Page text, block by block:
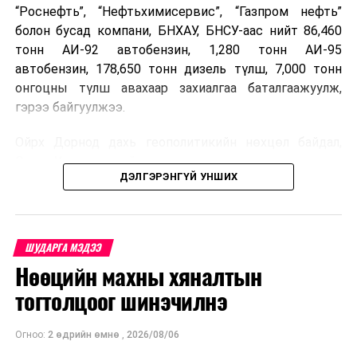
“Роснефть”, “Нефтьхимисервис”, “Газпром нефть”
болон бусад компани, БНХАУ, БНСУ-аас нийт 86,460
тонн АИ-92 автобензин, 1,280 тонн АИ-95
автобензин, 178,650 тонн дизель түлш, 7,000 тонн
онгоцны түлш авахаар захиалгаа баталгаажуулж,
гэрээ байгуулжээ.
Орос, Украины дайнаас шалтгаалсан газрын тосны
үнийн өсөлт дэлхийн зах зээлд буураагүй байна.
дахин өсөж, ОХУ болон бусад эх үүсвэрээс худалдан
авах шатахууны үнэ 1,200-2,000 ам.долларт хүрчээ.
Иймд дотоодын зах зээл дэх үнийн өсөлтийг
сааруулахын тулд гаалийн болон онцгой албан
татварыг тэглэх шаардлага үүссэнийг салбарын сайд
танилцуулсан байна.
ДЭЛГЭРЭНГҮЙ УНШИХ
ШУДАРГА МЭДЭЭ
Нөөцийн махны хяналтын
тогтолцоог шинэчилнэ
Огноо: 2 өдрийн өмнө , 2026/08/06